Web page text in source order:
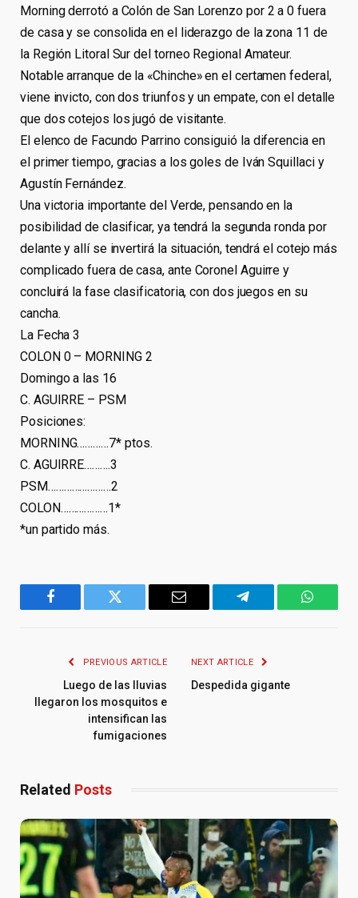
Morning derrotó a Colón de San Lorenzo por 2 a 0 fuera
de casa y se consolida en el liderazgo de la zona 11 de
la Región Litoral Sur del torneo Regional Amateur.
Notable arranque de la «Chinche» en el certamen federal,
viene invicto, con dos triunfos y un empate, con el detalle
que dos cotejos los jugó de visitante.
El elenco de Facundo Parrino consiguió la diferencia en
el primer tiempo, gracias a los goles de Iván Squillaci y
Agustín Fernández.
Una victoria importante del Verde, pensando en la
posibilidad de clasificar, ya tendrá la segunda ronda por
delante y allí se invertirá la situación, tendrá el cotejo más
complicado fuera de casa, ante Coronel Aguirre y
concluirá la fase clasificatoria, con dos juegos en su
cancha.
La Fecha 3
COLON 0 – MORNING 2
Domingo a las 16
C. AGUIRRE – PSM
Posiciones:
MORNING…………7* ptos.
C. AGUIRRE……….3
PSM……………………2
COLON………………1*
*un partido más.
Facebook Twitter Email Telegram
PREVIOUS ARTICLE
Luego de las lluvias
llegaron los mosquitos e
intensifican las
fumigaciones
NEXT ARTICLE
Despedida gigante
Related Posts